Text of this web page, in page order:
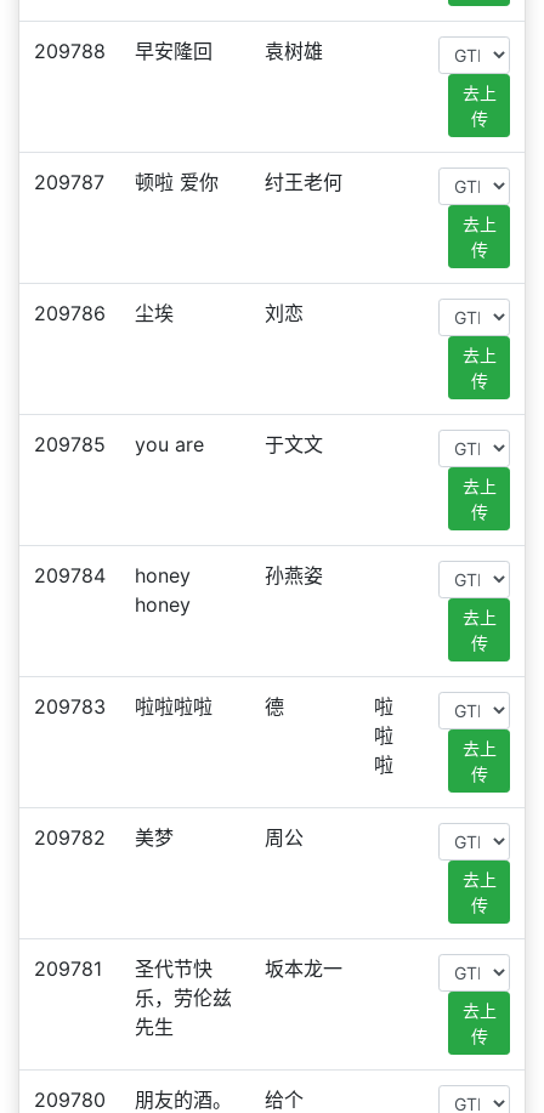
209788 早安隆回 袁树雄
去上
传
209787 顿啦 爱你 纣王老何
去上
传
209786 尘埃 刘恋
去上
传
209785 you are 于文文
去上
传
209784
honey
honey
孙燕姿
去上
传
209783 啦啦啦啦 德
啦
啦
啦
去上
传
209782 美梦 周公
去上
传
209781
圣代节快
乐，劳伦兹
先生
坂本龙一
去上
传
209780 朋友的酒。 给个